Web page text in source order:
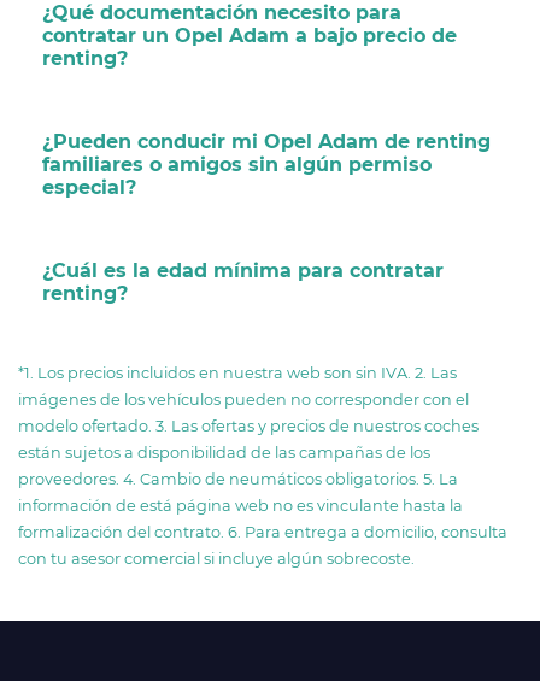
¿Qué documentación necesito para
contratar un Opel Adam a bajo precio de
renting?
¿Pueden conducir mi Opel Adam de renting
familiares o amigos sin algún permiso
especial?
¿Cuál es la edad mínima para contratar
renting?
*1. Los precios incluidos en nuestra web son sin IVA. 2. Las
imágenes de los vehículos pueden no corresponder con el
modelo ofertado. 3. Las ofertas y precios de nuestros coches
están sujetos a disponibilidad de las campañas de los
proveedores. 4. Cambio de neumáticos obligatorios. 5. La
información de está página web no es vinculante hasta la
formalización del contrato. 6. Para entrega a domicilio, consulta
con tu asesor comercial si incluye algún sobrecoste.